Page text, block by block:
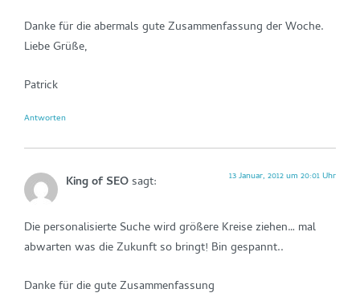
Danke für die abermals gute Zusammenfassung der Woche.
Liebe Grüße,
Patrick
Antworten
King of SEOsagt: 13 Januar, 2012 um 20:01 Uhr
Die personalisierte Suche wird größere Kreise ziehen… mal
abwarten was die Zukunft so bringt! Bin gespannt..
Danke für die gute Zusammenfassung